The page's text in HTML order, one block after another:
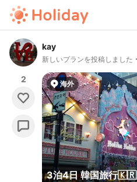
kay
新しいプランを投稿しました
2 海外
3泊4日 韓国旅行🇰🇷